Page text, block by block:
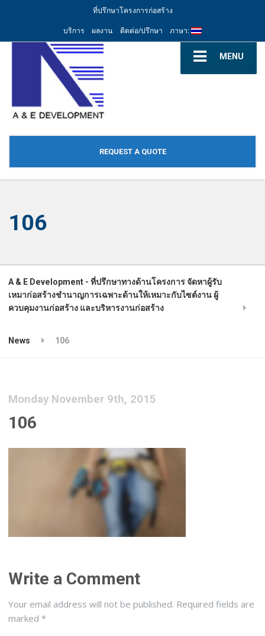
ที่ปรึกษาโครงการก่อสร้าง
บริการ
ผลงาน ติดต่อ/ปรึกษา ภาษา:
MENU
REQUEST A QUOTE
106
A & E Development - ที่ปรึกษาทางด้านโครงการ จัดหาผู้รับ
เหมาก่อสร้างชำนาญการเฉพาะด้านให้เหมาะกับไซต์งาน ผู้
ควบคุมงานก่อสร้าง และบริหารงานก่อสร้าง
News 106
Monday November 9th, 2015
106
Write a Comment
Your email address will not be published. Required fields are
marked *